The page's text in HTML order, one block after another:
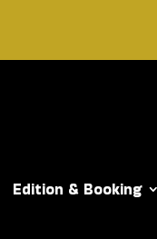
Edition & Booking